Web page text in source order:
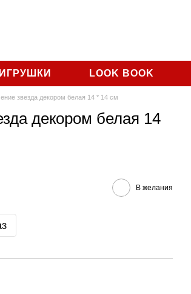
LOOK BOOK
звезда декором белая 14 * 14 см
декором белая 14
В желания